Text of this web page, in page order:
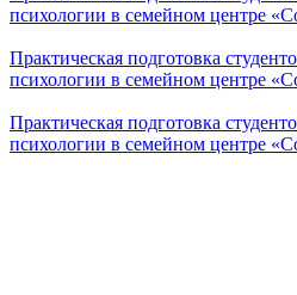
психологии в семейном центре
Практическая подготовка
психологии в семейном центре
Практическая подготовка
психологии в семейном центре